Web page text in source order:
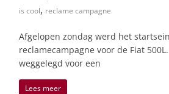
is cool, reclame campagne
Afgelopen zondag werd het
reclamecampagne voor de Fiat
weggelegd voor een
Lees meer